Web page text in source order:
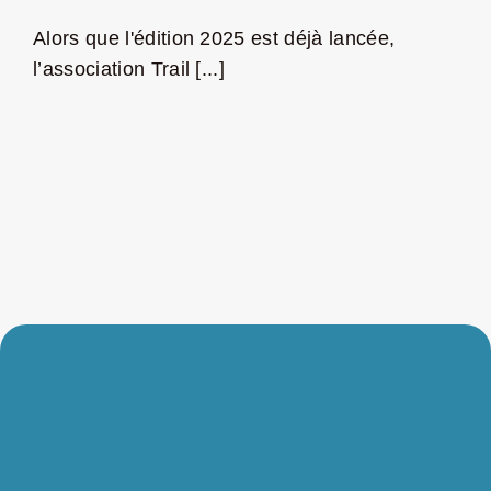
Alors que l'édition 2025 est déjà lancée,
l’association Trail [...]